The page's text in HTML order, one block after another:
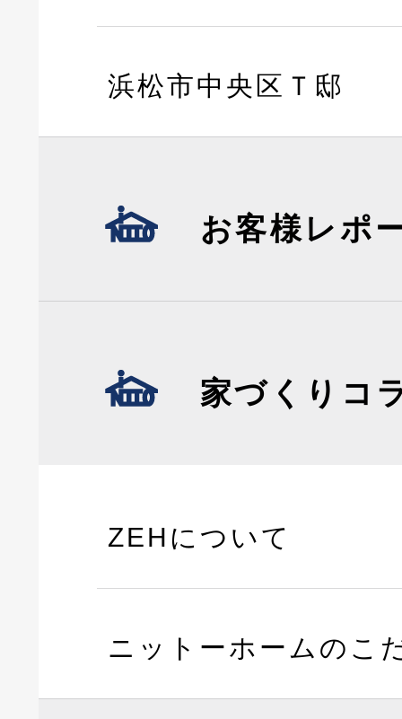
浜松市中央区Ｔ邸
お客様レポ
家づくりコ
ZEHについて
ニットーホームのこ